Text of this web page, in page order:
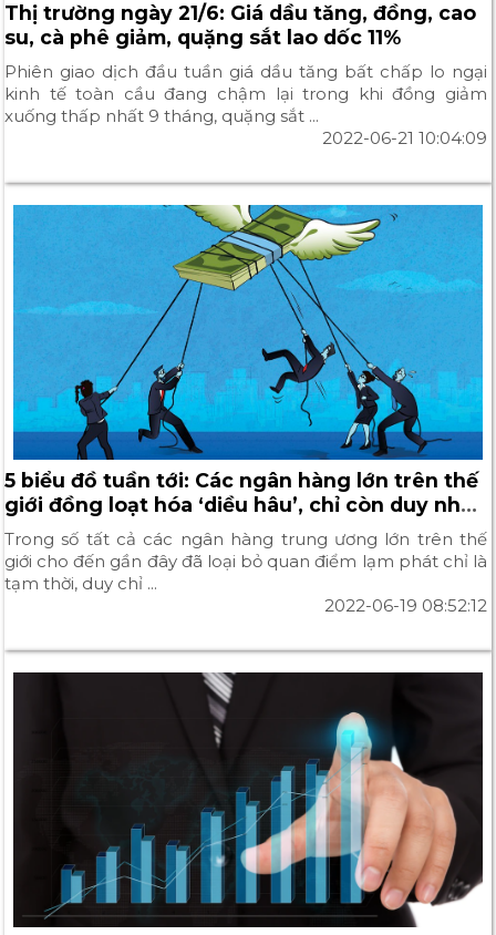
Thị trường ngày 21/6: Giá dầu tăng, đồng, cao
su, cà phê giảm, quặng sắt lao dốc 11%
Phiên giao dịch đầu tuần giá dầu tăng bất chấp lo ngại
kinh tế toàn cầu đang chậm lại trong khi đồng giảm
xuống thấp nhất 9 tháng, quặng sắt ...
2022-06-21 10:04:09
5 biểu đồ tuần tới: Các ngân hàng lớn trên thế
giới đồng loạt hóa ‘diều hâu’, chỉ còn duy nhất
một ‘bồ câu’
Trong số tất cả các ngân hàng trung ương lớn trên thế
giới cho đến gần đây đã loại bỏ quan điểm lạm phát chỉ là
tạm thời, duy chỉ ...
2022-06-19 08:52:12